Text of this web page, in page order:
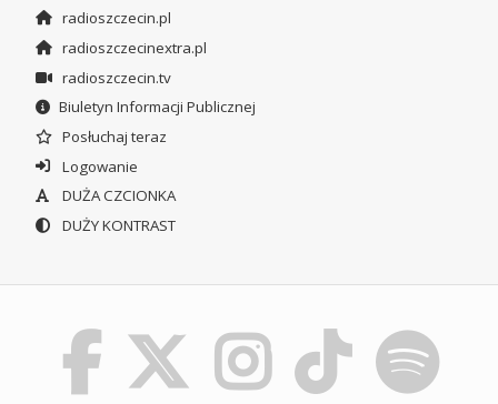
radioszczecin.pl
radioszczecinextra.pl
radioszczecin.tv
Biuletyn Informacji Publicznej
Posłuchaj teraz
Logowanie
DUŻA CZCIONKA
DUŻY KONTRAST